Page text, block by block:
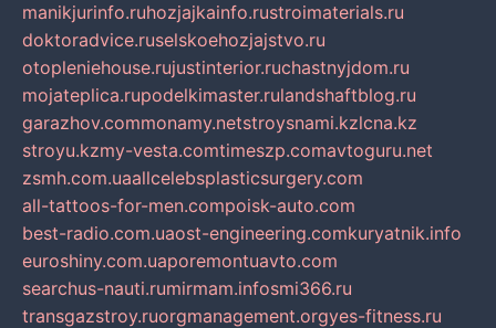
manikjurinfo.ruhozjajkainfo.rustroimaterials.ru
doktoradvice.ruselskoehozjajstvo.ru
otopleniehouse.rujustinterior.ruchastnyjdom.ru
mojateplica.rupodelkimaster.rulandshaftblog.ru
garazhov.commonamy.netstroysnami.kzlcna.kz
stroyu.kzmy-vesta.comtimeszp.comavtoguru.net
zsmh.com.uaallcelebsplasticsurgery.com
all-tattoos-for-men.compoisk-auto.com
best-radio.com.uaost-engineering.comkuryatnik.info
euroshiny.com.uaporemontuavto.com
searchus-nauti.rumirmam.infosmi366.ru
transgazstroy.ruorgmanagement.orgyes-fitness.ru